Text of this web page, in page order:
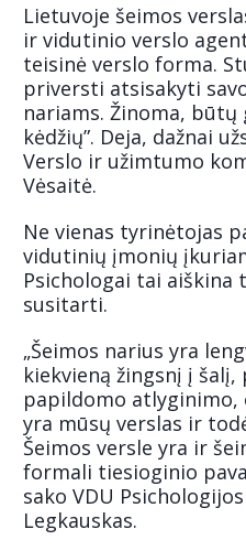
Lietuvoje šeimos
ir vidutinio verslo
teisinė verslo forma.
priversti atsisakyti
nariams. Žinoma, būtų
kėdžių”. Deja, dažnai
Verslo ir užimtumo
Vėsaitė.
Ne vienas tyrinėtojas
vidutinių įmonių
Psichologai tai aiškina
susitarti.
„Šeimos narius yra
kiekvieną žingsnį į
papildomo atlyginimo,
yra mūsų verslas ir
Šeimos versle yra ir
formali tiesioginio
sako VDU
Legkauskas.